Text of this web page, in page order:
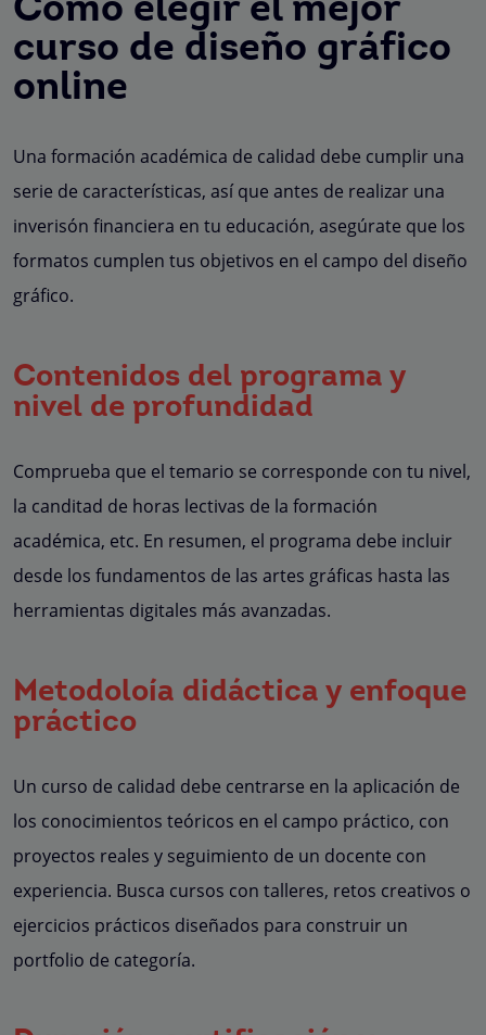
Cómo elegir el mejor
curso de diseño gráfico
online
Una formación académica de calidad debe cumplir una
serie de características, así que antes de realizar una
inverisón financiera en tu educación, asegúrate que los
formatos cumplen tus objetivos en el campo del diseño
gráfico.
Contenidos del programa y
nivel de profundidad
Comprueba que el temario se corresponde con tu nivel,
la canditad de horas lectivas de la formación
académica, etc. En resumen, el programa debe incluir
desde los fundamentos de las artes gráficas hasta las
herramientas digitales más avanzadas.
Metodoloía didáctica y enfoque
práctico
Un curso de calidad debe centrarse en la aplicación de
los conocimientos teóricos en el campo práctico, con
proyectos reales y seguimiento de un docente con
experiencia. Busca cursos con talleres, retos creativos o
ejercicios prácticos diseñados para construir un
portfolio de categoría.